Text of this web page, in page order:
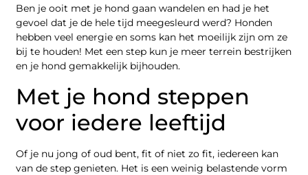
Ben je ooit met je hond gaan wandelen en had je het
gevoel dat je de hele tijd meegesleurd werd? Honden
hebben veel energie en soms kan het moeilijk zijn om ze
bij te houden! Met een step kun je meer terrein bestrijken
en je hond gemakkelijk bijhouden.
Met je hond steppen
voor iedere leeftijd
Of je nu jong of oud bent, fit of niet zo fit, iedereen kan
van de step genieten. Het is een weinig belastende vorm